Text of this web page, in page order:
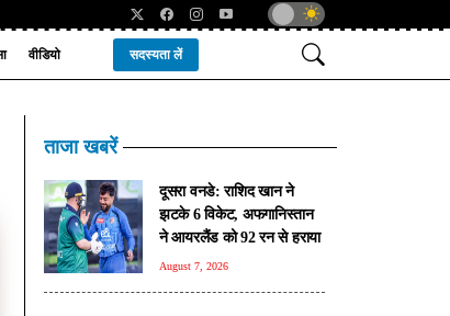
वीडियो सदस्यता लें
ताजा खबरें
दूसरा वनडे: राशिद खान ने
झटके 6 विकेट, अफगानिस्तान
ने आयरलैंड को 92 रन से हराया
August 7, 2026